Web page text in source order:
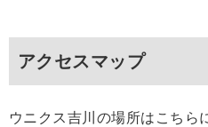
アクセスマップ
ウニクス吉川の場所はこちら